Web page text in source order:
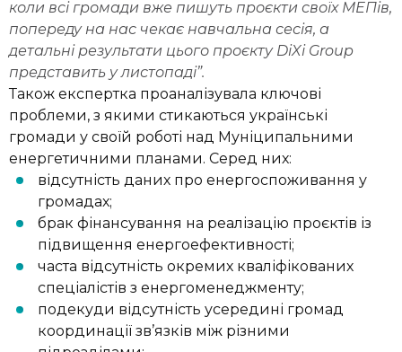
коли всі громади вже пишуть проєкти своїх МЕПів,
попереду на нас чекає навчальна сесія, а
детальні результати цього проєкту DiXi Group
представить у листопаді”.
Також експертка проаналізувала ключові
проблеми, з якими стикаються українські
громади у своїй роботі над Муніципальними
енергетичними планами. Серед них:
відсутність даних про енергоспоживання у
громадах;
брак фінансування на реалізацію проєктів із
підвищення енергоефективності;
часта відсутність окремих кваліфікованих
спеціалістів з енергоменеджменту;
подекуди відсутність усередині громад
координації зв’язків між різними